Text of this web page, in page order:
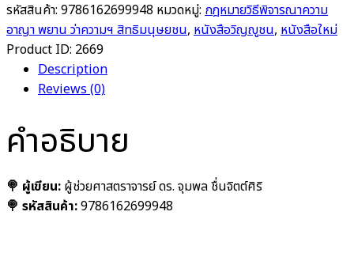
รหัสสินค้า: 9786162699948 หมวดหมู่: กฎหมายวิธีพิจารณาความ
อาญา พยาน ว่าความฯ สิทธิมนุษยชน, หนังสือวิญญูชน, หนังสือใหม่
Product ID: 2669
Description
Reviews (0)
คำอธิบาย
🍭 ผู้เขียน: ผู้ช่วยศาสตราจารย์ ดร. จุมพล ชื่นจิตต์ศิริ
🍭 รหัสสินค้า:9786162699948